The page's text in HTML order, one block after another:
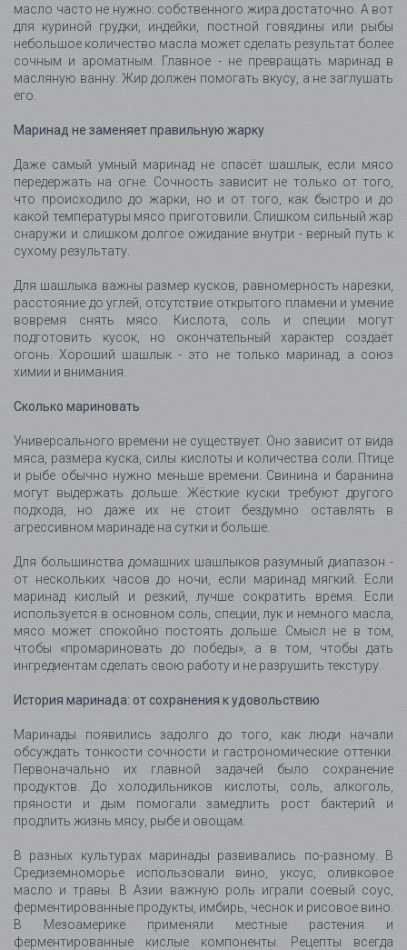
масло часто не нужно: собственного жира достаточно. А вот
для куриной грудки, индейки, постной говядины или рыбы
небольшое количество масла может сделать результат более
сочным и ароматным. Главное - не превращать маринад в
масляную ванну. Жир должен помогать вкусу, а не заглушать
его.
Маринад не заменяет правильную жарку
Даже самый умный маринад не спасёт шашлык, если мясо
передержать на огне. Сочность зависит не только от того,
что происходило до жарки, но и от того, как быстро и до
какой температуры мясо приготовили. Слишком сильный жар
снаружи и слишком долгое ожидание внутри - верный путь к
сухому результату.
Для шашлыка важны размер кусков, равномерность нарезки,
расстояние до углей, отсутствие открытого пламени и умение
вовремя снять мясо. Кислота, соль и специи могут
подготовить кусок, но окончательный характер создаёт
огонь. Хороший шашлык - это не только маринад, а союз
химии и внимания.
Сколько мариновать
Универсального времени не существует. Оно зависит от вида
мяса, размера куска, силы кислоты и количества соли. Птице
и рыбе обычно нужно меньше времени. Свинина и баранина
могут выдержать дольше. Жёсткие куски требуют другого
подхода, но даже их не стоит бездумно оставлять в
агрессивном маринаде на сутки и больше.
Для большинства домашних шашлыков разумный диапазон -
от нескольких часов до ночи, если маринад мягкий. Если
маринад кислый и резкий, лучше сократить время. Если
используется в основном соль, специи, лук и немного масла,
мясо может спокойно постоять дольше. Смысл не в том,
чтобы «промариновать до победы», а в том, чтобы дать
ингредиентам сделать свою работу и не разрушить текстуру.
История маринада: от сохранения к удовольствию
Маринады появились задолго до того, как люди начали
обсуждать тонкости сочности и гастрономические оттенки.
Первоначально их главной задачей было сохранение
продуктов. До холодильников кислоты, соль, алкоголь,
пряности и дым помогали замедлить рост бактерий и
продлить жизнь мясу, рыбе и овощам.
В разных культурах маринады развивались по-разному. В
Средиземноморье использовали вино, уксус, оливковое
масло и травы. В Азии важную роль играли соевый соус,
ферментированные продукты, имбирь, чеснок и рисовое вино.
В Мезоамерике применяли местные растения и
ферментированные кислые компоненты. Рецепты всегда